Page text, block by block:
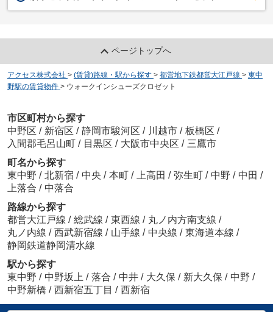
ページトップへ
アクセス株式会社 > (賃貸)路線・駅から探す > 都営地下鉄都営大江戸線 > 東中
野駅の賃貸物件 > ウォークインシューズクロゼット
市区町村から探す
中野区 / 新宿区 / 静岡市駿河区 / 川越市 / 板橋区 /
入間郡毛呂山町 / 目黒区 / 大阪市中央区 / 三鷹市
町名から探す
東中野 / 北新宿 / 中央 / 本町 / 上高田 / 弥生町 / 中野 / 中田 /
上落合 / 中落合
路線から探す
都営大江戸線 / 総武線 / 東西線 / 丸ノ内方南支線 /
丸ノ内線 / 西武新宿線 / 山手線 / 中央線 / 東海道本線 /
静岡鉄道静岡清水線
駅から探す
東中野 / 中野坂上 / 落合 / 中井 / 大久保 / 新大久保 / 中野 /
中野新橋 / 西新宿五丁目 / 西新宿